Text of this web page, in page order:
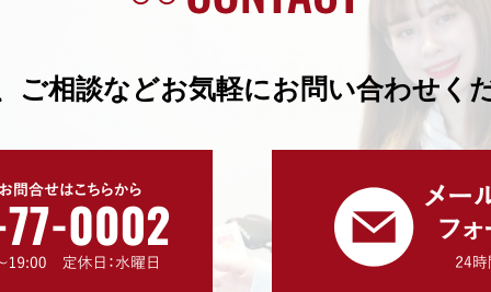
ご相談などお気軽にお問い合わせく